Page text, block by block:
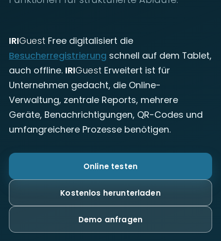
IRIGuest Free digitalisiert die
Besucherregistrierung schnell auf dem Tablet,
auch offline. IRIGuest Erweitert ist für
Unternehmen gedacht, die Online-
Verwaltung, zentrale Reports, mehrere
Geräte, Benachrichtigungen, QR-Codes und
umfangreichere Prozesse benötigen.
Online testen
Kostenlos herunterladen
Demo anfragen